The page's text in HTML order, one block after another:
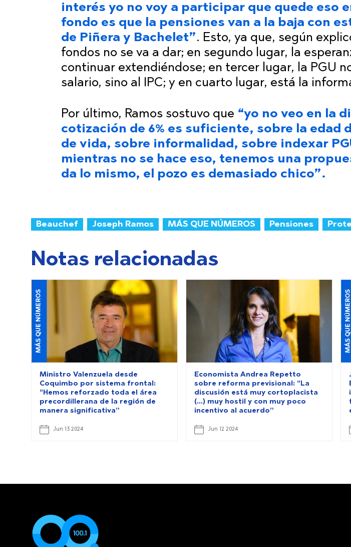
interés yo no voy a participar que quede eso
fondo es que la pensiones van a la baja con
de Piñera y Bachelet”. Esto, ya que, según
fondos no se va a dar; en segundo lugar, la
continuar extendiéndose; en tercer lugar, la PGU
salario, sino al IPC; y en cuarto lugar, está la
Por último, Ramos sostuvo que “yo no veo en la
cotización de 6% es suficiente, sobre la edad
de vida, sobre informalidad, sobre indexar
mientras no se hace eso, tenemos una
da lo mismo, el pozo es demasiado chico”.
Beauchef Joseph Ramos MÁS QUE NÚMEROS Pensiones
Notas relacionadas
MÁS QUE NÚMEROS
Ministro Valenzuela desde
Coquimbo por sistema frontal:
“Hemos reforzado toda el área
precordillerana de la región de
manera significativa”
Jun 13 2024
Economista Andrea Repetto
sobre reforma previsional: “La
discusión está muy cortoplacista
(…) muy hostil y con muy poco
incentivo al acuerdo”
Jun 12 2024
MÁS QUE NÚMEROS